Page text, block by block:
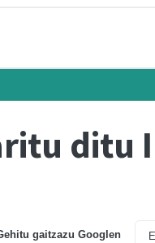
ditu
gaitzazu Googlen